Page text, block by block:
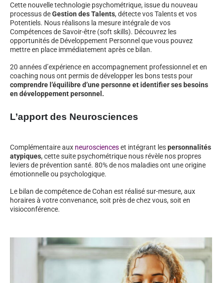
Cette nouvelle technologie psychométrique, issue du nouveau
processus deGestion des Talents, détecte vos Talents et vos
Potentiels. Nous réalisons la mesure intégrale de vos
Compétences de Savoir-être (soft skills). Découvrez les
opportunités de Développement Personnel que vous pouvez
mettre en place immédiatement après ce bilan.
20 années d’expérience en accompagnement professionnel et en
coaching nous ont permis de développer les bons tests pour
comprendre l’équilibre d’une personne et identifier ses besoins
en développement personnel.
L’apport des Neurosciences
Complémentaire aux neuroscienceset intégrant lespersonnalités
atypiques, cette suite psychométrique nous révèle nos propres
leviers de prévention santé. 80% de nos maladies ont une origine
émotionnelle ou psychologique.
Le bilan de compétence de Cohan est réalisé sur-mesure, aux
horaires à votre convenance, soit près de chez vous, soit en
visioconférence.